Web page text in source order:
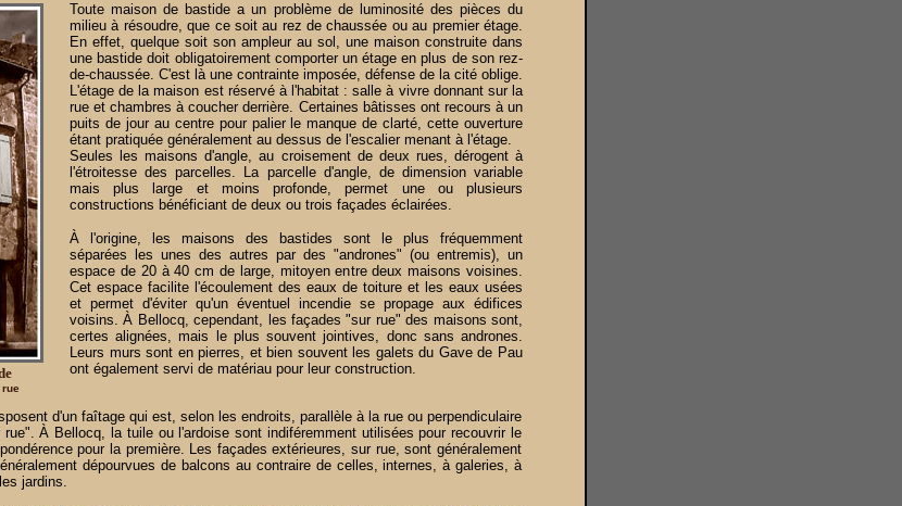
Toute maison de bastide a un problème de luminosité des pièces du
milieu à résoudre, que ce soit au rez de chaussée ou au premier étage.
En effet, quelque soit son ampleur au sol, une maison construite dans
une bastide doit obligatoirement comporter un étage en plus de son rez-
de-chaussée. C'est là une contrainte imposée, défense de la cité oblige.
L'étage de la maison est réservé à l'habitat : salle à vivre donnant sur la
rue et chambres à coucher derrière. Certaines bâtisses ont recours à un
puits de jour au centre pour palier le manque de clarté, cette ouverture
étant pratiquée généralement au dessus de l'escalier menant à l'étage.
Seules les maisons d'angle, au croisement de deux rues, dérogent à
l'étroitesse des parcelles. La parcelle d'angle, de dimension variable
mais plus large et moins profonde, permet une ou plusieurs
constructions bénéficiant de deux ou trois façades éclairées.
À l'origine, les maisons des bastides sont le plus fréquemment
séparées les unes des autres par des "andrones" (ou entremis), un
espace de 20 à 40 cm de large, mitoyen entre deux maisons voisines.
Cet espace facilite l'écoulement des eaux de toiture et les eaux usées
et permet d'éviter qu'un éventuel incendie se propage aux édifices
voisins. À Bellocq, cependant, les façades "sur rue" des maisons sont,
certes alignées, mais le plus souvent jointives, donc sans andrones.
Leurs murs sont en pierres, et bien souvent les galets du Gave de Pau
ont également servi de matériau pour leur construction.
d'un faîtage qui est, selon les endroits, parallèle à la rue ou perpendiculaire
À Bellocq, la tuile ou l'ardoise sont indiféremment utilisées pour recouvrir le
pour la première. Les façades extérieures, sur rue, sont généralement
dépourvues de balcons au contraire de celles, internes, à galeries, à
jardins.